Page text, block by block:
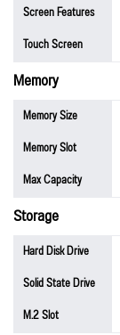
Screen Features
Touch Screen
Memory
Memory Size
Memory Slot
Max Capacity
Storage
Hard Disk Drive
Solid State Drive
M.2 Slot